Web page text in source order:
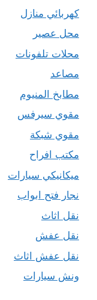
كهربائي منازل
محل عصير
محلات تلفونات
مصاعد
مطابخ المنيوم
مقوي سيرفس
مقوي شبكة
مكتب افراح
ميكانيكي سيارات
نجار فتح ابواب
نقل اثاث
نقل عفش
نقل عفش اثاث
ونش سيارات